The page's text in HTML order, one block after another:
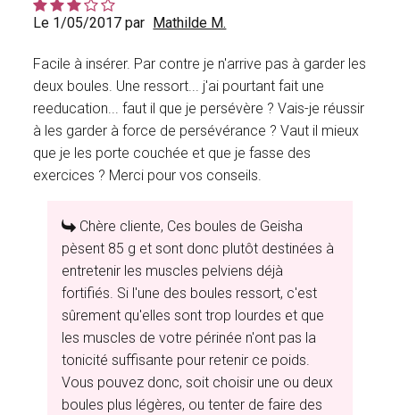
Le 1/05/2017 par Mathilde M.
Facile à insérer. Par contre je n'arrive pas à garder les
deux boules. Une ressort... j'ai pourtant fait une
reeducation... faut il que je persévère ? Vais-je réussir
à les garder à force de persévérance ? Vaut il mieux
que je les porte couchée et que je fasse des
exercices ? Merci pour vos conseils.
Chère cliente, Ces boules de Geisha
pèsent 85 g et sont donc plutôt destinées à
entretenir les muscles pelviens déjà
fortifiés. Si l'une des boules ressort, c'est
sûrement qu'elles sont trop lourdes et que
les muscles de votre périnée n'ont pas la
tonicité suffisante pour retenir ce poids.
Vous pouvez donc, soit choisir une ou deux
boules plus légères, ou tenter de faire des